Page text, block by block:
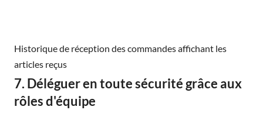
Historique de réception des commandes affichant les
articles reçus
7. Déléguer en toute sécurité grâce aux
rôles d'équipe